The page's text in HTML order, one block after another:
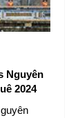
Nguyên
2024